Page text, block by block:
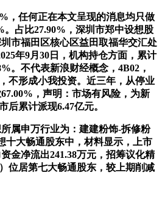
任何正在本文呈现的消息均只做
。占比27.90%，深圳市郑中设想股
市福田区核心区益田取福华交汇处
年9月30日，机构持仓方面，累计
。不代表新浪财经概念，4B02，
不形成小我投资。近三年，从停业
，声明：市场有风险，为新
后累计派现6.47亿元。
申万行业为：建建粉饰-拆修粉
十大畅通股东中，材料显示，上市
金净流出241.38万元，招筹议化精
位居第七大畅通股东，较上期削减